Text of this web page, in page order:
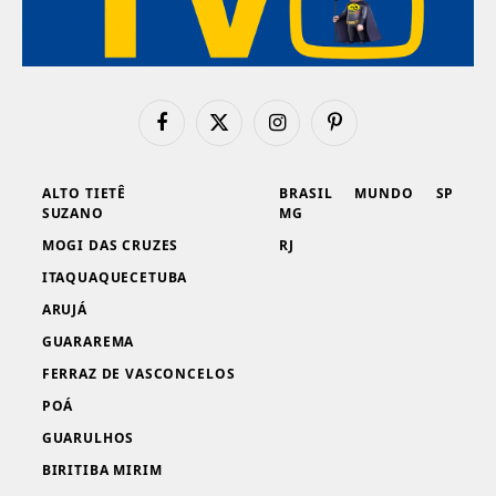
FacebookX
InstagramPinterest
ALTO TIETÊ
SUZANO
MOGI DAS CRUZES
ITAQUAQUECETUBA
ARUJÁ
GUARAREMA
FERRAZ DE VASCONCELOS
POÁ
GUARULHOS
BIRITIBA MIRIM
BRASIL
MG
RJ
MUNDO SP